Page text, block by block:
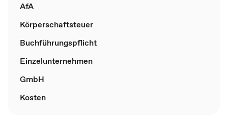
AfA
Körperschaftsteuer
Buchführungspflicht
Einzelunternehmen
GmbH
Kosten